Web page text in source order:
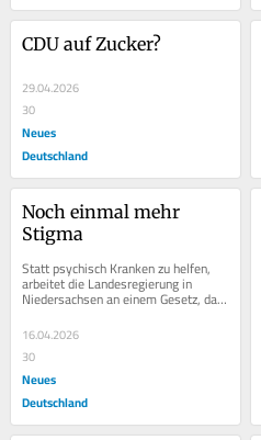
CDU auf Zucker?
29.04.2026
30
Neues
Deutschland
Noch einmal mehr
Stigma
Statt psychisch Kranken zu helfen,
arbeitet die Landesregierung in
Niedersachsen an einem Gesetz, das
die Stigmatisierung der Betroffenen
verschärfen...
16.04.2026
30
Neues
Deutschland